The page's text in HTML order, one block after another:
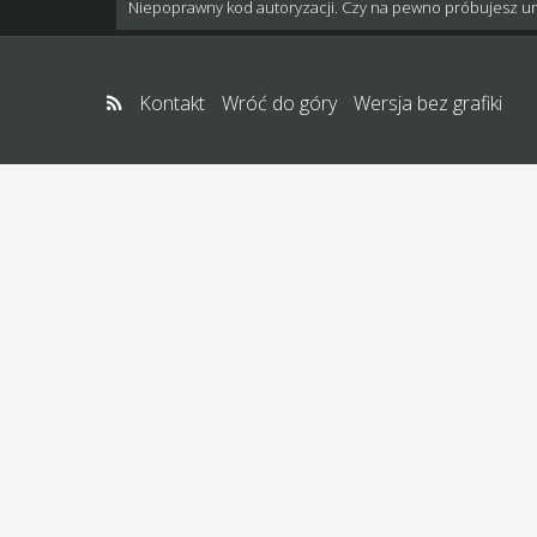
Niepoprawny kod autoryzacji. Czy na pewno próbujesz
Kontakt Wróć do góry Wersja bez grafiki